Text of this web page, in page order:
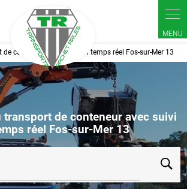
conteneur avec suivi en temps réel Fos-sur-Mer 13
transport de conteneur avec suivi
réel Fos-sur-Mer 13